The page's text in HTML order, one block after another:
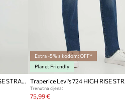
Extra -5% s kodom: OFF*
Planet Friendly
Trenutna cijena:
75,99 €